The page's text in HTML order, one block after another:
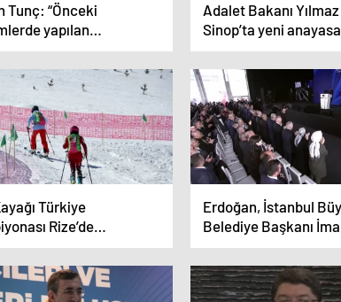
Tunç: “Önceki
yapılan
anayasadaki
ruhun azalmasını
Adalet Bakanı
Sinop’ta yeni anayasa
mücadelesi
açıkladı
Türkiye
Rize’de
Erdoğan, İstanbul
Belediye Başkanı
eleştirdi